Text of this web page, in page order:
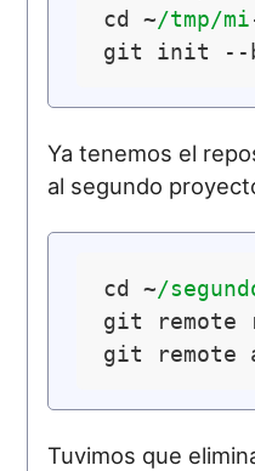
cd ~/tmp/mi
Ya tenemos el
al segundo
cd ~/
git remote
git remote
Tuvimos que